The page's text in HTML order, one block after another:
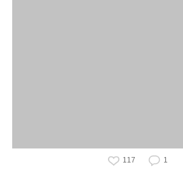
117 1